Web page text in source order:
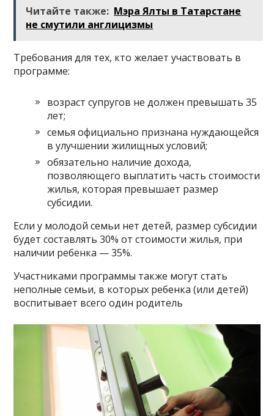
Читайте также: Мэра Ялты в Татарстане
не смутили англицизмы
Требования для тех, кто желает участвовать в
программе:
возраст супругов не должен превышать 35
лет;
семья официально признана нуждающейся
в улучшении жилищных условий;
обязательно наличие дохода,
позволяющего выплатить часть стоимости
жилья, которая превышает размер
субсидии.
Если у молодой семьи нет детей, размер субсидии
будет составлять 30% от стоимости жилья, при
наличии ребенка — 35%.
Участниками программы также могут стать
неполные семьи, в которых ребенка (или детей)
воспитывает всего один родитель